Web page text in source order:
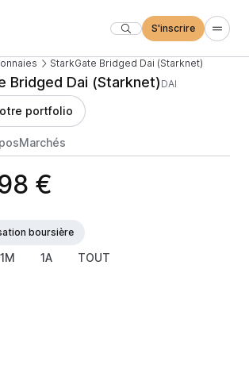
S'inscrire
StarkGate Bridged Dai (Starknet)
Bridged Dai (Starknet) DAI
portfolio
Marchés
€
boursière
1M 1A TOUT